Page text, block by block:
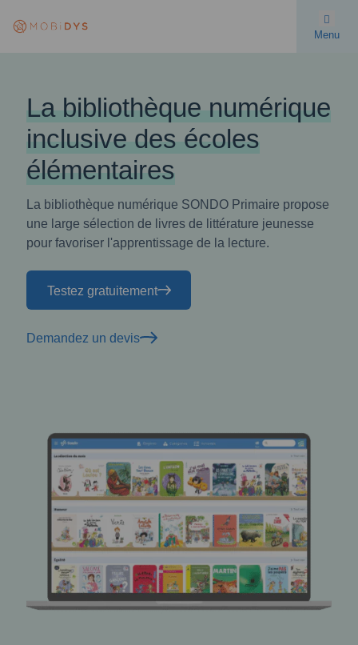
Menu
La bibliothèque numérique
inclusive des écoles
élémentaires
La bibliothèque numérique SONDO Primaire propose
une large sélection de livres de littérature jeunesse
pour favoriser l'apprentissage de la lecture.
Testez gratuitement
Demandez un devis